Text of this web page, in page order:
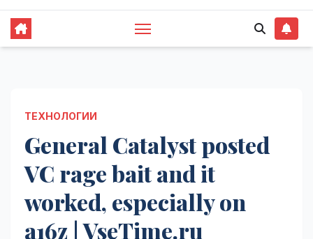
ТЕХНОЛОГИИ
General Catalyst posted
VC rage bait and it
worked, especially on
a16z | VseTime.ru